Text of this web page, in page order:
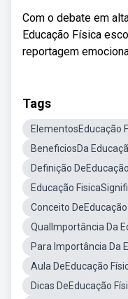
Com o debate em
Educação Física
reportagem
Tags
ElementosEducação
BeneficiosDa
Definição
Educação
Conceito DeEducação
QualImportância Da
Para Importância Da
Aula DeEducação
Dicas DeEducação